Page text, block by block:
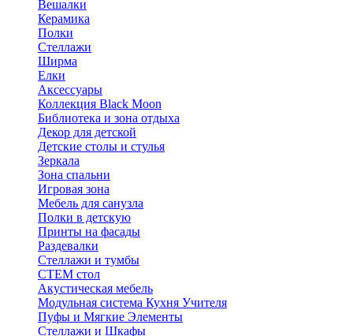
Вешалки
Керамика
Полки
Стеллажи
Ширма
Елки
Аксессуары
Коллекция Black Moon
Библиотека и зона отдыха
Декор для детской
Детские столы и стулья
Зеркала
Зона спальни
Игровая зона
Мебель для санузла
Полки в детскую
Принты на фасады
Раздевалки
Стеллажи и тумбы
СТЕМ стол
Акустическая мебель
Модульная система Кухня Учителя
Пуфы и Мягкие Элементы
Стеллажи и Шкафы